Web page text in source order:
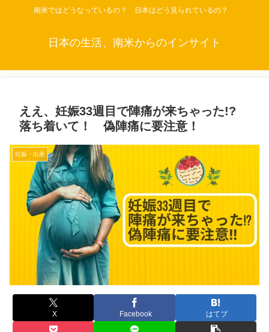
南米ではどうなっているの？ 日本はどう見られているの？
日本の生活、南米からのインサイト
ええ、妊娠33週目で陣痛が来ちゃった!?
落ち着いて！ 偽陣痛に要注意！
妊娠・出産
X Facebook はてブ